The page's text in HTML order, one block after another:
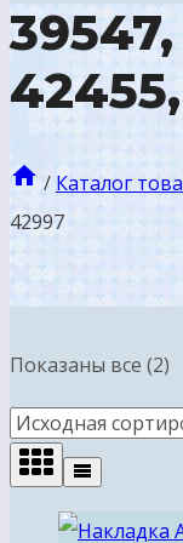
/ Каталог
42997
Показаны все (2)